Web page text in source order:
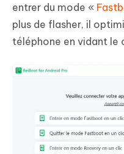
entrer du mode «
plus de flasher, il
téléphone en vidant le